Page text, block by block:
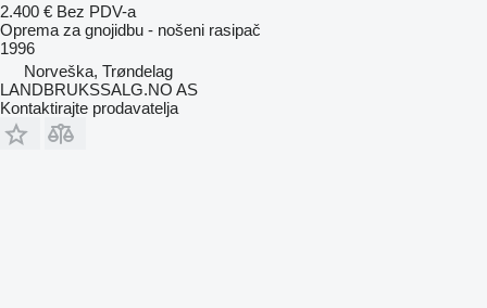
2.400 € Bez PDV-a
Oprema za gnojidbu - nošeni rasipač
1996
Norveška, Trøndelag
LANDBRUKSSALG.NO AS
Kontaktirajte prodavatelja